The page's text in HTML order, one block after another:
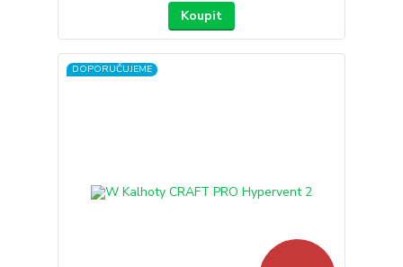
Koupit
DOPORUČUJEME